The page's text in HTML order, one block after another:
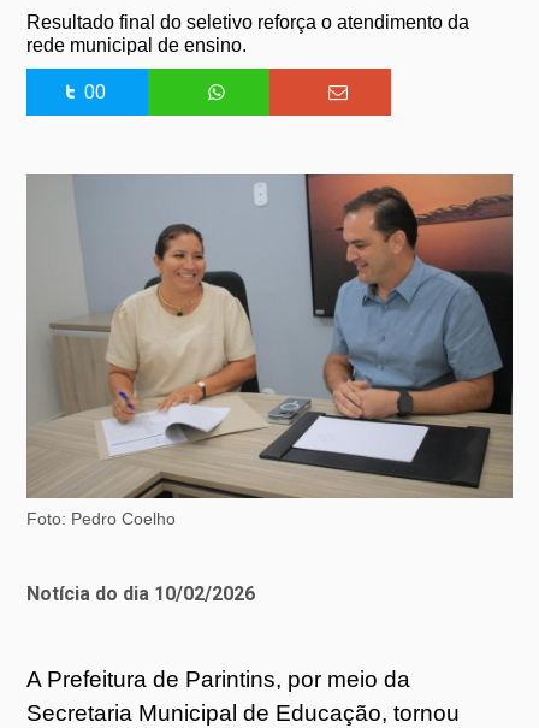
Resultado final do seletivo reforça o atendimento da
rede municipal de ensino.
00
Foto: Pedro Coelho
Notícia do dia 10/02/2026
A Prefeitura de Parintins, por meio da
Secretaria Municipal de Educação, tornou